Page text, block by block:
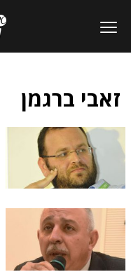
זאבי ברגמן